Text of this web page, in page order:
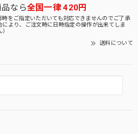
なら全国一律 420円
をご指定いただいても対応できませんのでご了承
により、ご注文時に日時指定の操作が出来てしま
送料について